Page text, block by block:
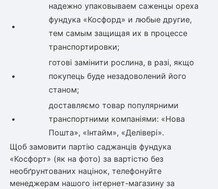
•
надежно упаковываем саженцы ореха
фундука «Косфорд» и любые другие,
тем самым защищая их в процессе
транспортировки;
•
готові замінити рослина, в разі, якщо
покупець буде незадоволений його
станом;
•
доставляємо товар популярними
транспортними компаніями: «Нова
Пошта», «Інтайм», «Делівері».
Щоб замовити партію саджанців фундука
«Косфорт» (як на фото) за вартістю без
необґрунтованих націнок, телефонуйте
менеджерам нашого інтернет-магазину за